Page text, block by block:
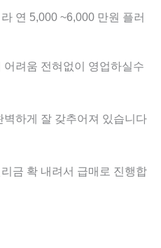
연 5,000 ~6,000 만원 플러
려움 전혀없이 영업하실수
하게 잘 갖추어져 있습니다
금 확 내려서 급매로 진행합